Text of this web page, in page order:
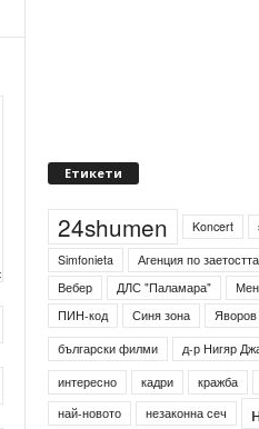
Етикети
24shumen Koncert
Simfonieta
Агенция по заетостта
Вебер
ДЛС "Паламара"
ПИН-код
Синя зона Яворов
български филми
д-р Нигяр
интересно кадри кражба
най-новото
незаконна сеч